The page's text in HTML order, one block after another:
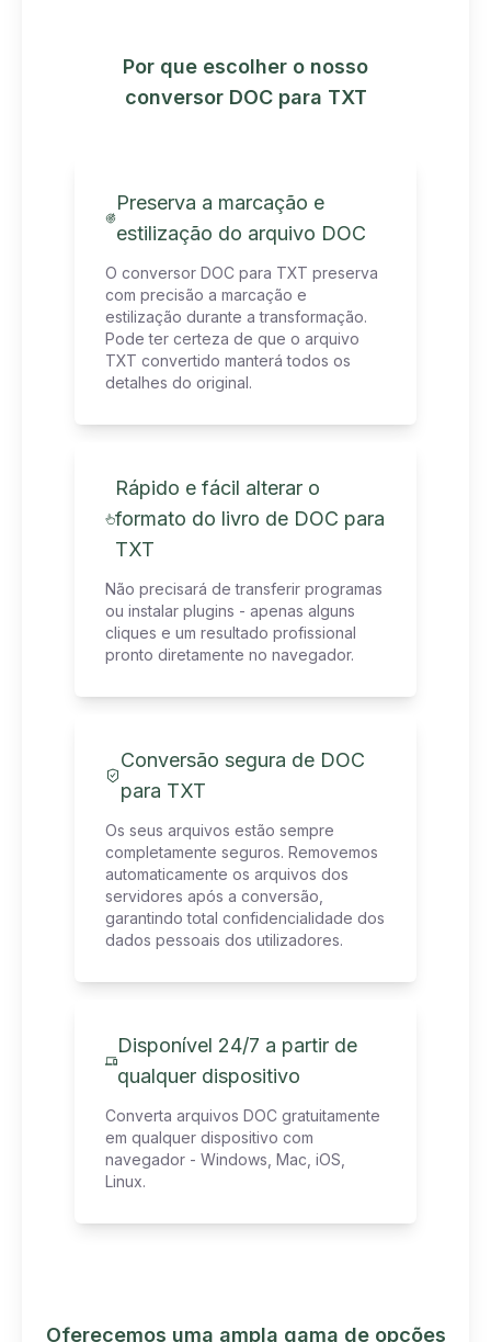
Por que escolher o nosso
conversor DOC para TXT
Preserva a marcação e
estilização do arquivo DOC
O conversor DOC para TXT preserva
com precisão a marcação e
estilização durante a transformação.
Pode ter certeza de que o arquivo
TXT convertido manterá todos os
detalhes do original.
Rápido e fácil alterar o
formato do livro de DOC para
TXT
Não precisará de transferir programas
ou instalar plugins - apenas alguns
cliques e um resultado profissional
pronto diretamente no navegador.
Conversão segura de DOC
para TXT
Os seus arquivos estão sempre
completamente seguros. Removemos
automaticamente os arquivos dos
servidores após a conversão,
garantindo total confidencialidade dos
dados pessoais dos utilizadores.
Disponível 24/7 a partir de
qualquer dispositivo
Converta arquivos DOC gratuitamente
em qualquer dispositivo com
navegador - Windows, Mac, iOS,
Linux.
Oferecemos uma ampla gama de opções